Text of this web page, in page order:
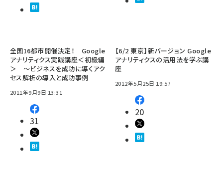
全国16都市開催決定！ Google
アナリティクス実践講座＜初級編
＞ 〜ビジネスを成功に導くアク
セス解析の導入と成功事例
2011年9月9日 13:31
31
【6/2 東京】新バージョン Google
アナリティクスの活用法を学ぶ講
座
2012年5月25日 19:57
20